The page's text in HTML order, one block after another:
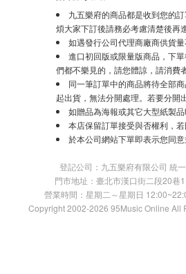
九五樂府的商品都是收到您的
煩大家下訂後請務必考慮清楚後再
如遇發行公司代理商廠商供貨
進口初回版或限量版商品，下
們都不樂見的，請您體諒，請消費
同一筆訂單中的商品將待全部
起出貨，無法分開處理。若要分開
如贈品為海報或其它大型紙製
本店保留訂單接受與否權利，
於本公司網站下單即表示您同
登記公司：九五樂府有限公司 統
門市地址：臺北市漢口街二段20
營業時間：星期二～星期日
Copyright 2002-2026 95Music Online All